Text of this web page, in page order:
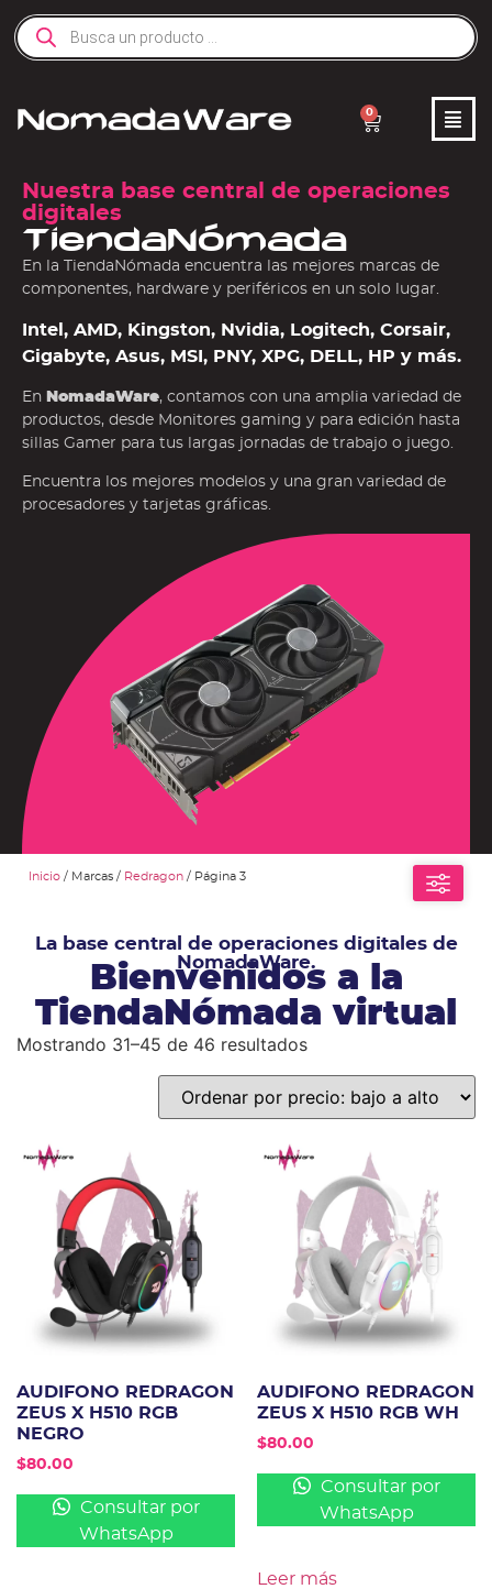
0
Nuestra base central de operaciones
digitales
TiendaNómada
En la TiendaNómada encuentra las mejores marcas de
componentes, hardware y periféricos en un solo lugar.
Intel, AMD, Kingston, Nvidia, Logitech, Corsair,
Gigabyte, Asus, MSI, PNY, XPG, DELL, HP y más.
En NomadaWare, contamos con una amplia variedad de
productos, desde Monitores gaming y para edición hasta
sillas Gamer para tus largas jornadas de trabajo o juego.
Encuentra los mejores modelos y una gran variedad de
procesadores y tarjetas gráficas.
Inicio / Marcas / Redragon / Página 3
La base central de operaciones digitales de
NomadaWare.
Bienvenidos a la
TiendaNómada virtual
Mostrando 31–45 de 46 resultados
AUDIFONO REDRAGON
ZEUS X H510 RGB
NEGRO
$80.00
Consultar por
WhatsApp
AUDIFONO REDRAGON
ZEUS X H510 RGB WH
$80.00
Consultar por
WhatsApp
Leer más